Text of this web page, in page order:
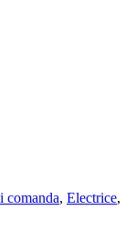
comanda, Electrice,